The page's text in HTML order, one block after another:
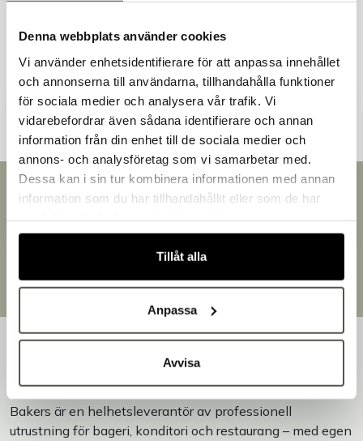
Denna webbplats använder cookies
Vi använder enhetsidentifierare för att anpassa innehållet
och annonserna till användarna, tillhandahålla funktioner
för sociala medier och analysera vår trafik. Vi
vidarebefordrar även sådana identifierare och annan
information från din enhet till de sociala medier och
annons- och analysföretag som vi samarbetar med.
Dessa kan i sin tur kombinera informationen med annan
information som du har tillhandahållit eller som de har
Tillåt alla
Anpassa
Avvisa
Andra kunder tittade även på
Snabb leverans
Brett sortiment
Över 30 000 produkter
Designat och tillverkat i Småland
Bakers är en helhetsleverantör av professionell
utrustning för bageri, konditori och restaurang – med egen
Välkommen till Bakers!
Handlar du som företag eller privatperson?
Fortsätt som privatperson